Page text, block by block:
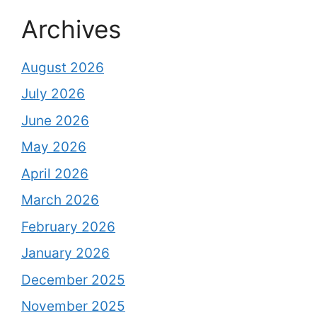
Archives
August 2026
July 2026
June 2026
May 2026
April 2026
March 2026
February 2026
January 2026
December 2025
November 2025